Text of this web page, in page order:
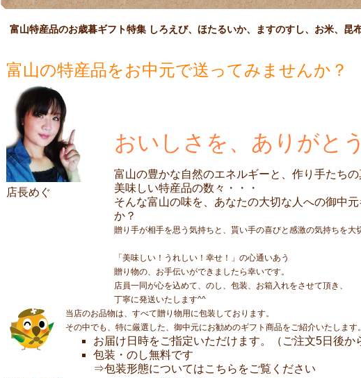
富山特産品のお歳暮ギフト特集 しろえび、ほたるいか、ますのすし、お米、昆
富山の特産品をお中元で送ってみませんか？
店長めぐ
おいしさを、ありがと
富山の豊かな自然のエネルギーと、作り手たちの
美味しい特産品の数々・・・
そんな富山の味を、あなたの大切な人への御中
か？
贈り手が相手を思う気持ちと、貰い手の喜びと感激の気持ちを大
「美味しい！うれしい！幸せ！」の心通いあう
贈り物の、お手伝いができましたら幸いです。
店員一同が心を込めて、のし、包装、お箱入れをさせて頂き、
丁寧に発送いたします^^
当店のお品物は、すべて贈り物用に包装しております。
その中でも、特に厳選した、御中元にお勧めのギフト商品をご紹介いたします。
お届け日時をご指定いただけます。（ご注文5日後か
包装・のし無料です
⇒包装形態についてはこちらをご覧ください